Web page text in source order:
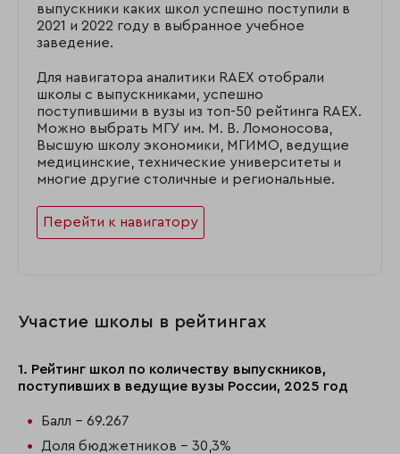
выпускники каких школ успешно поступили в
2021 и 2022 году в выбранное учебное
заведение.
Для навигатора аналитики RAEX отобрали
школы с выпускниками, успешно
поступившими в вузы из топ-50 рейтинга RAEX.
Можно выбрать МГУ им. М. В. Ломоносова,
Высшую школу экономики, МГИМО, ведущие
медицинские, технические университеты и
многие другие столичные и региональные.
Перейти к навигатору
Участие школы в рейтингах
1. Рейтинг школ по количеству выпускников,
поступивших в ведущие вузы России, 2025 год
Балл - 69.267
Доля бюджетников - 30,3%